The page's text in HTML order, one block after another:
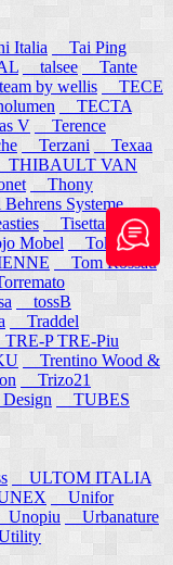
Italia
Tai Ping
talsee
Tante
by wellis
TECE
TECTA
V
Terence
Terzani
Texaa
THIBAULT VAN
Thony
Systeme
Tisettanta
Mobel
Token
Tom Rossau
tossB
Traddel
P TRE-Piu
Trentino Wood &
Trizo21
TUBES
ULTOM ITALIA
Unifor
Unopiu
Urbanature